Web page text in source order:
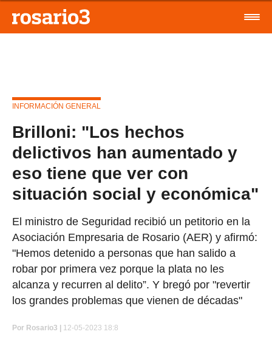
INFORMACIÓN GENERAL
Brilloni: "Los hechos
delictivos han aumentado y
eso tiene que ver con
situación social y económica"
El ministro de Seguridad recibió un petitorio en la
Asociación Empresaria de Rosario (AER) y afirmó:
"Hemos detenido a personas que han salido a
robar por primera vez porque la plata no les
alcanza y recurren al delito”. Y bregó por "revertir
los grandes problemas que vienen de décadas"
Por Rosario3 | 12-05-2023 18:8